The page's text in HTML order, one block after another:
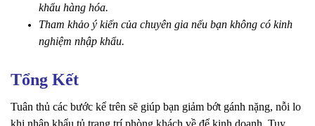
khẩu hàng hóa.
Tham khảo ý kiến của chuyên gia nếu bạn không có kinh
nghiệm nhập khẩu.
Tổng Kết
Tuân thủ các bước kể trên sẽ giúp bạn giảm bớt gánh nặng, nỗi lo
khi nhập khẩu tủ trang trí phòng khách về để kinh doanh. Tuy